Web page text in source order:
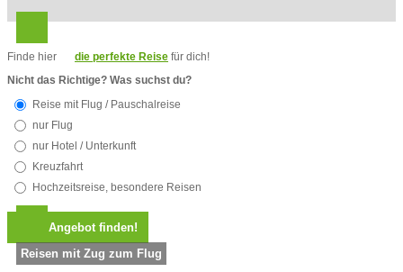
Finde hier die perfekte Reise für dich!
Nicht das Richtige? Was suchst du?
Reise mit Flug / Pauschalreise
nur Flug
nur Hotel / Unterkunft
Kreuzfahrt
Hochzeitsreise, besondere Reisen
Reisen mit Zug zum Flug